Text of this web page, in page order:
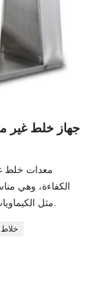
الكفاءة، وهي